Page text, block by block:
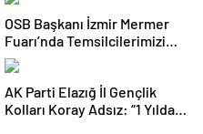
OSB Başkanı İzmir Mermer
Fuarı’nda Temsilcilerimizi
Yalnız Bırakmadı
AK Parti Elazığ İl Gençlik
Kolları Koray Adsız: “1 Yılda